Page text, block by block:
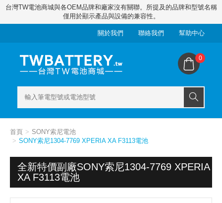
台灣TW電池商城與各OEM品牌和廠家沒有關聯。所提及的品牌和型號名稱
僅用於顯示產品與設備的兼容性。
關於我們 聯絡我們 幫助中心
0
首頁
SONY索尼電池
SONY索尼1304-7769 XPERIA XA F3113電池
全新特價副廠SONY索尼1304-7769 XPERIA
XA F3113電池